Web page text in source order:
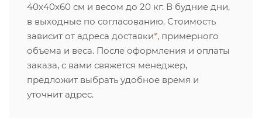
40х40х60 см и весом до 20 кг. В будние дни,
в выходные по согласованию. Стоимость
зависит от адреса доставки*, примерного
объема и веса. После оформления и оплаты
заказа, с вами свяжется менеджер,
предложит выбрать удобное время и
уточнит адрес.